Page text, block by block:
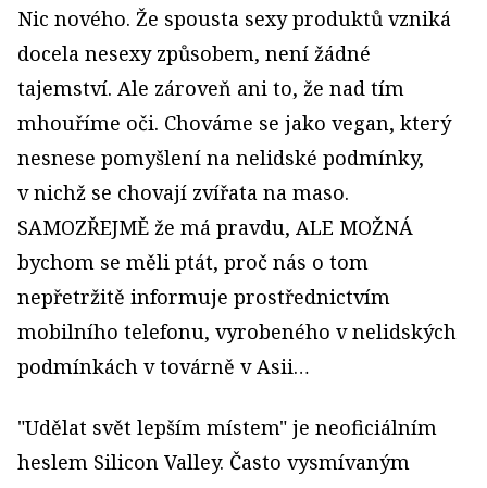
Nic nového. Že spousta sexy produktů vzniká
docela nesexy způsobem, není žádné
tajemství. Ale zároveň ani to, že nad tím
mhouříme oči. Chováme se jako vegan, který
nesnese pomyšlení na nelidské podmínky,
v nichž se chovají zvířata na maso.
SAMOZŘEJMĚ že má pravdu, ALE MOŽNÁ
bychom se měli ptát, proč nás o tom
nepřetržitě informuje prostřednictvím
mobilního telefonu, vyrobeného v nelidských
podmínkách v továrně v Asii…
"Udělat svět lepším místem" je neoficiálním
heslem Silicon Valley. Často vysmívaným